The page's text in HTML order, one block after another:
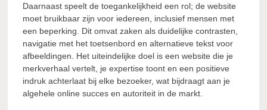
Daarnaast speelt de toegankelijkheid een rol; de website
moet bruikbaar zijn voor iedereen, inclusief mensen met
een beperking. Dit omvat zaken als duidelijke contrasten,
navigatie met het toetsenbord en alternatieve tekst voor
afbeeldingen. Het uiteindelijke doel is een website die je
merkverhaal vertelt, je expertise toont en een positieve
indruk achterlaat bij elke bezoeker, wat bijdraagt aan je
algehele online succes en autoriteit in de markt.